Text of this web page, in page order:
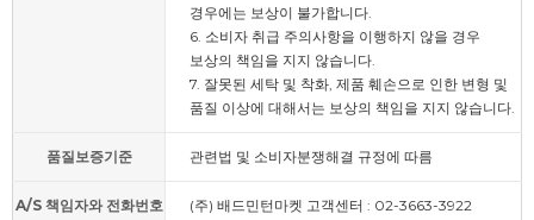
경우에는 보상이 불가합니다.
6. 소비자 취급 주의사항을 이행하지 않을 경우
보상의 책임을 지지 않습니다.
7. 잘못된 세탁 및 착화, 제품 훼손으로 인한 변형 및
품질 이상에 대해서는 보상의 책임을 지지 않습니다.
품질보증기준 관련법 및 소비자분쟁해결 규정에 따름
A/S 책임자와 전화번호 (주) 배드민턴마켓 고객센터 : 02-3663-3922